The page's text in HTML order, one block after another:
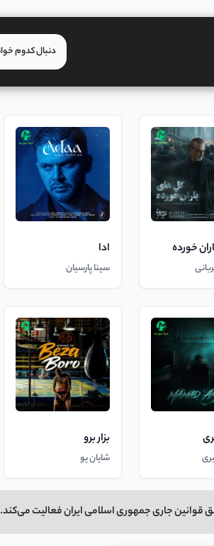
خورده ادا
سینا پارسیان
بزار برو
شایان یو
جاری جمهوری اسلامی ایران فعالیت می‌کند.